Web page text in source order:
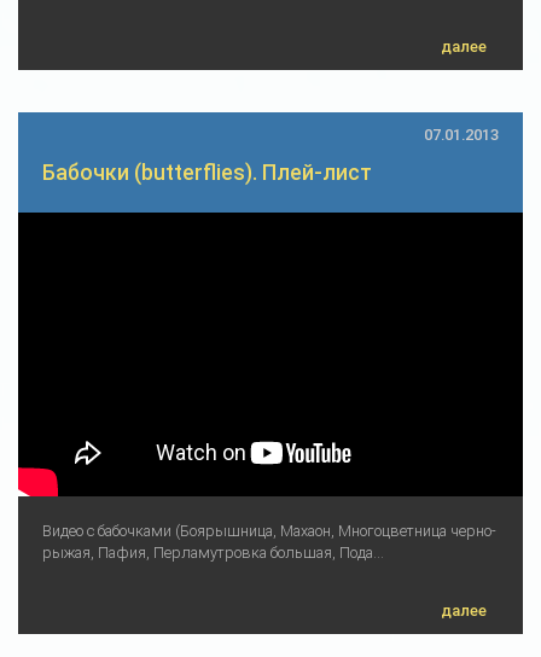
далее
07.01.2013
Бабочки (butterflies). Плей-лист
Видео с бабочками (Боярышница, Махаон, Многоцветница черно-
рыжая, Пафия, Перламутровка большая, Пода...
далее